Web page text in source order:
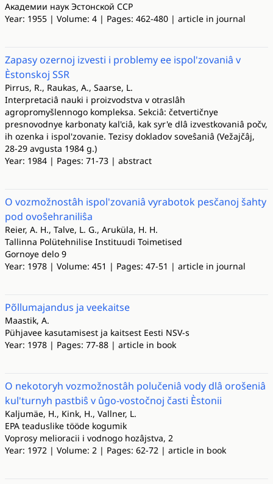
Академии наук Эстонской ССР
Year: 1955 | Volume: 4 | Pages: 462-480 | article in journal
Zapasy ozernoj izvesti i problemy ee ispol'zovaniâ v
Èstonskoj SSR
Pirrus, R., Raukas, A., Saarse, L.
Interpretaciâ nauki i proizvodstva v otraslâh
agropromyšlennogo kompleksa. Sekciâ: četvertičnye
presnovodnye karbonaty kal'ciâ, kak syr'e dlâ izvestkovaniâ počv,
ih ozenka i ispol'zovanie. Tezisy dokladov soveŝaniâ (Vežajčâj,
28-29 avgusta 1984 g.)
Year: 1984 | Pages: 71-73 | abstract
O vozmožnostâh ispol'zovaniâ vyrabotok pesčanoj šahty
pod ovoŝehraniliŝa
Reier, A. H., Talve, L. G., Aruküla, H. H.
Tallinna Polütehnilise Instituudi Toimetised
Gornoye delo 9
Year: 1978 | Volume: 451 | Pages: 47-51 | article in journal
Põllumajandus ja veekaitse
Maastik, A.
Pühjavee kasutamisest ja kaitsest Eesti NSV-s
Year: 1978 | Pages: 77-88 | article in book
O nekotoryh vozmožnostâh polučeniâ vody dlâ orošeniâ
kul'turnyh pastbiŝ v ûgo-vostočnoj časti Èstonii
Kaljumäe, H., Kink, H., Vallner, L.
EPA teaduslike tööde kogumik
Voprosy melioracii i vodnogo hozâjstva, 2
Year: 1972 | Volume: 2 | Pages: 62-72 | article in book